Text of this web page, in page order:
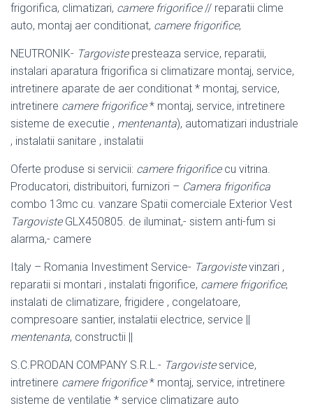
frigorifica, climatizari, camere frigorifice// reparatii clime
auto, montaj aer conditionat, camere frigorifice,
NEUTRONIK- Targovistepresteaza service, reparatii,
instalari aparatura frigorifica si climatizare montaj, service,
intretinere aparate de aer conditionat * montaj, service,
intretinere camere frigorifice* montaj, service, intretinere
sisteme de executie , mentenanta), automatizari industriale
, instalatii sanitare , instalatii
Oferte produse si servicii: camere frigorificecu vitrina.
Producatori, distribuitori, furnizori – Camera frigorifica
combo 13mc cu. vanzare Spatii comerciale Exterior Vest
TargovisteGLX450805. de iluminat,- sistem anti-fum si
alarma,- camere
Italy – Romania Investiment Service- Targovistevinzari ,
reparatii si montari , instalati frigorifice, camere frigorifice,
instalati de climatizare, frigidere , congelatoare,
compresoare santier, instalatii electrice, service ||
mentenanta, constructii ||
S.C.PRODAN COMPANY S.R.L.- Targovisteservice,
intretinere camere frigorifice* montaj, service, intretinere
sisteme de ventilatie * service climatizare auto